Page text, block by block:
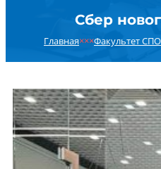
ДОПОБРАЗОВАНИЕ
НОВОСТИ
КОНТАКТЫ
РЕЗУЛЬТАТ
Сбер
Главная×××Факультет СПО